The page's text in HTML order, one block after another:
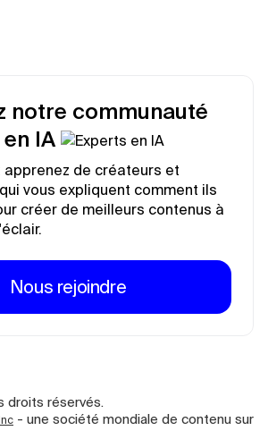
notre communauté
en IA
apprenez de créateurs et
vous expliquent comment ils
créer de meilleurs contenus à
Nous rejoindre
droits réservés.
- une société mondiale de contenu sur